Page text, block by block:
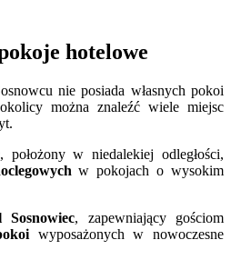
hotelowe
nie posiada własnych pokoi
można znaleźć wiele miejsc
, położony w niedalekiej odległości,
w pokojach o wysokim
Sosnowiec, zapewniający gościom
wyposażonych w nowoczesne